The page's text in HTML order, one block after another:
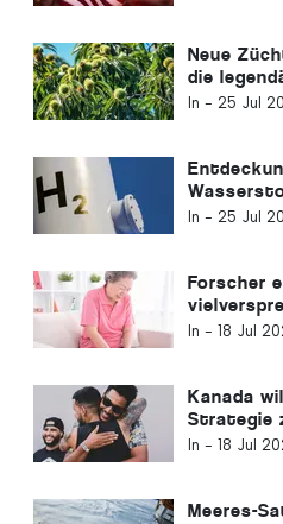
Neue
die
aufleben
In - 25 Jul
auf
In - 25 Jul
Forscher
gegen
In - 18 Jul
Kanada
Strategie
In - 18 Jul
Meeres-